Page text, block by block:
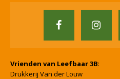
Vrienden van Leefbaar 3B:
Drukkerij Van der Louw